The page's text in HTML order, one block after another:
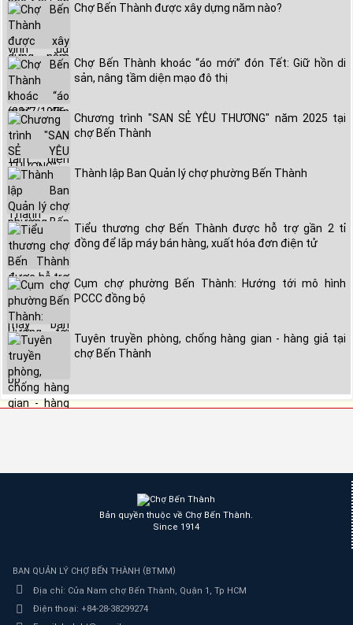
Chợ Bến Thành được xây dựng năm nào?
Chợ Bến Thành khoác “áo mới” đón Tết: Giữ hồn di
sản, nâng tầm diện mạo đô thị
Chương trình "SAN SẺ YÊU THƯƠNG" năm 2025 tại
chợ Bến Thành
Thành lập Ban Quản lý chợ phường Bến Thành
Tiểu thương chợ Bến Thành được hỗ trợ gần 2 tỉ
đồng để lắp máy bán hàng, xuất hóa đơn điện tử
Cụm chợ phường Bến Thành: Hướng tới mô hình
PCCC đồng bộ
Tuyên truyền phòng, chống hàng gian - hàng giả tại
chợ Bến Thành
Bản quyền thuộc về Chợ Bến Thành.
Since 1914
BAN QUẢN LÝ CHỢ BẾN THÀNH (BTMM)
Địa chỉ: Cửa Nam chợ Bến Thành, Quận 1, Tp HCM
Điện thoại: +84-28-38299274